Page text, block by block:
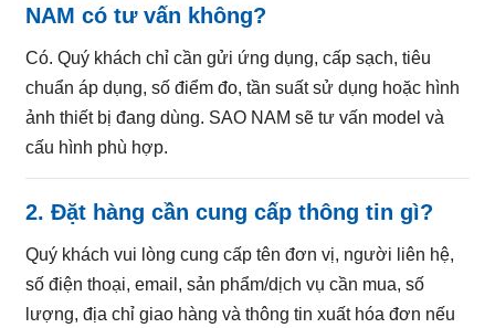
NAM có tư vấn không?
Có. Quý khách chỉ cần gửi ứng dụng, cấp sạch, tiêu
chuẩn áp dụng, số điểm đo, tần suất sử dụng hoặc hình
ảnh thiết bị đang dùng. SAO NAM sẽ tư vấn model và
cấu hình phù hợp.
2. Đặt hàng cần cung cấp thông tin gì?
Quý khách vui lòng cung cấp tên đơn vị, người liên hệ,
số điện thoại, email, sản phẩm/dịch vụ cần mua, số
lượng, địa chỉ giao hàng và thông tin xuất hóa đơn nếu